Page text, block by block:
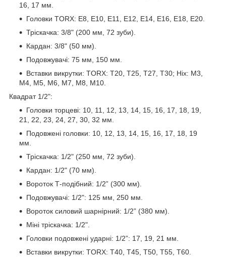
16, 17 мм.
Головки TORX: E8, E10, E11, E12, E14, E16, E18, E20.
Тріскачка: 3/8" (200 мм, 72 зуби).
Кардан: 3/8" (50 мм).
Подовжувачі: 75 мм, 150 мм.
Вставки викрутки: TORX: T20, T25, T27, T30; Ніх: M3,
M4, M5, M6, M7, M8, M10.
Квадрат 1/2":
Головки торцеві: 10, 11, 12, 13, 14, 15, 16, 17, 18, 19,
21, 22, 23, 24, 27, 30, 32 мм.
Подовжені головки: 10, 12, 13, 14, 15, 16, 17, 18, 19
мм.
Тріскачка: 1/2" (250 мм, 72 зуби).
Кардан: 1/2" (70 мм).
Вороток Т-подібний: 1/2” (300 мм).
Подовжувачі: 1/2": 125 мм, 250 мм.
Вороток силовий шарнірний: 1/2” (380 мм).
Міні тріскачка: 1/2".
Головки подовжені ударні: 1/2”: 17, 19, 21 мм.
Вставки викрутки: TORX: T40, T45, T50, T55, T60.